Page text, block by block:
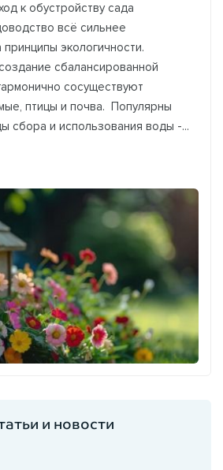
к обустройству сада
всё сильнее
принципы экологичности.
сбалансированной
сосуществуют
птицы и почва. Популярны
сбора и использования воды -...
и новости